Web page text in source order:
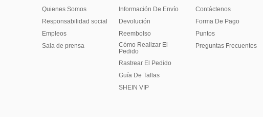
Quienes Somos
Responsabilidad social
Empleos
Sala de prensa
Información De Envío
Devolución
Reembolso
Cómo Realizar El
Pedido
Rastrear El Pedido
Guía De Tallas
SHEIN VIP
Contáctenos
Forma De Pago
Puntos
Preguntas Frecuentes